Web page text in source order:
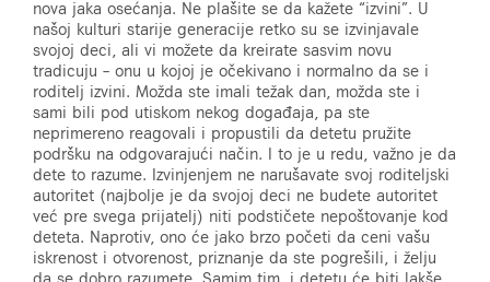
nova jaka osećanja. Ne plašite se da kažete “izvini”. U
našoj kulturi starije generacije retko su se izvinjavale
svojoj deci, ali vi možete da kreirate sasvim novu
tradicuju – onu u kojoj je očekivano i normalno da se i
roditelj izvini. Možda ste imali težak dan, možda ste i
sami bili pod utiskom nekog događaja, pa ste
neprimereno reagovali i propustili da detetu pružite
podršku na odgovarajući način. I to je u redu, važno je da
dete to razume. Izvinjenjem ne narušavate svoj roditeljski
autoritet (najbolje je da svojoj deci ne budete autoritet
već pre svega prijatelj) niti podstičete nepoštovanje kod
deteta. Naprotiv, ono će jako brzo početi da ceni vašu
iskrenost i otvorenost, priznanje da ste pogrešili, i želju